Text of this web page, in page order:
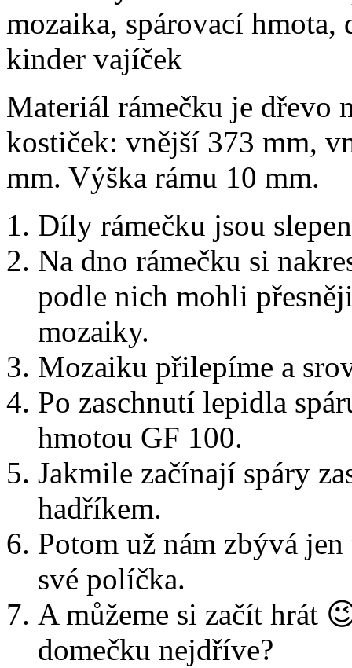
mozaika, spárovací
kinder vajíček
Materiál rámečku je dřevo
kostiček: vnější 373 mm,
mm. Výška rámu 10 mm.
Díly rámečku jsou
Na dno rámečku si
podle nich mohli
mozaiky.
Mozaiku přilepíme a
Po zaschnutí lepidla
hmotou GF 100.
Jakmile začínají spáry
hadříkem.
Potom už nám zbývá
své políčka.
A můžeme si začít hrát
domečku nejdříve?